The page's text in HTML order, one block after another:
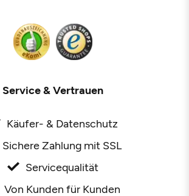
Service & Vertrauen
Käufer- & Datenschutz
Sichere Zahlung mit SSL
Servicequalität
Von Kunden für Kunden